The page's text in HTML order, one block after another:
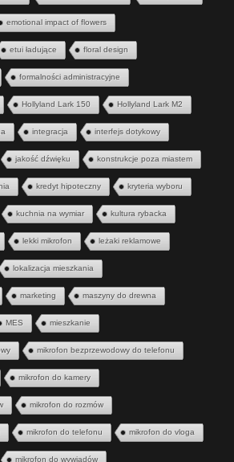
emotional impact of flowers
etui ładujące floral design
formalności administracyjne
Hollyland Lark 150 Hollyland Lark M2
integracja interfejs dotykowy
jakość dźwięku konstrukcje poza miastem
kredyt hipoteczny kryteria wyboru
kuchnia na wymiar kultura rybacka
lekki mikrofon leżaki reklamowe
lokalizacja mieszkania
marketing maszyny do drewna
MES mieszkanie
mikrofon bezprzewodowy do telefonu
mikrofon do kamery
mikrofon do rozmów
mikrofon do telefonu mikrofon do vloga
mikrofon do wywiadów